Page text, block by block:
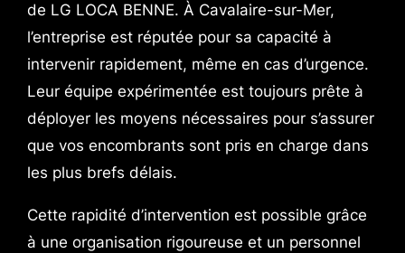
de LG LOCA BENNE. À Cavalaire-sur-Mer,
l’entreprise est réputée pour sa capacité à
intervenir rapidement, même en cas d’urgence.
Leur équipe expérimentée est toujours prête à
déployer les moyens nécessaires pour s’assurer
que vos encombrants sont pris en charge dans
les plus brefs délais.
Cette rapidité d’intervention est possible grâce
à une organisation rigoureuse et un personnel